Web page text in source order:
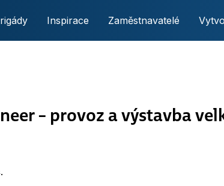
Inspirace Zaměstnavatelé
– provoz a výstavba